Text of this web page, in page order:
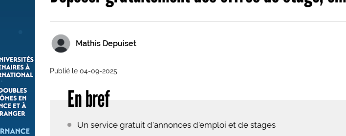
Mathis Depuiset
Publié le 04-09-2025
En bref
Un service gratuit d'annonces d'emploi et de stages